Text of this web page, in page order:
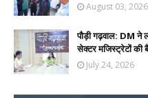
August 03, 2026
पौड़ी गढ़वाल: DM ने
सेक्टर मजिस्ट्रेटों की
July 24, 2026